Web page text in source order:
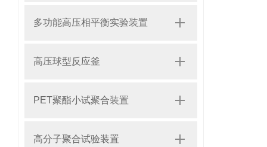
多功能高压相平衡实验装置
高压球型反应釜
PET聚酯小试聚合装置
高分子聚合试验装置